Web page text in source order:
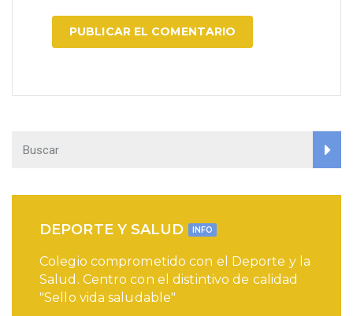
DEPORTE Y SALUD INFO
Colegio comprometido con el Deporte y la
Salud. Centro con el distintivo de calidad
"Sello vida saludable"